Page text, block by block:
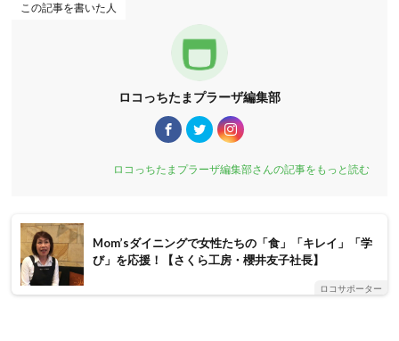
この記事を書いた人
ロコっちたまプラーザ編集部
ロコっちたまプラーザ編集部さんの記事をもっと読む
Mom’sダイニングで女性たちの「食」「キレイ」「学
び」を応援！【さくら工房・櫻井友子社長】
ロコサポーター